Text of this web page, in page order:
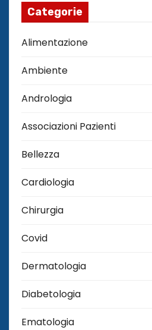
Categorie
Alimentazione
Ambiente
Andrologia
Associazioni Pazienti
Bellezza
Cardiologia
Chirurgia
Covid
Dermatologia
Diabetologia
Ematologia